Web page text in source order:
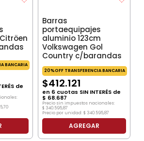
BANCARIA
de
,70
Barras
portaequipajes
aluminio 123cm
Volkswagen Gol
Country c/barandas
20%OFF TRANSFERENCIA BANCARIA
$412.121
en 6 cuotas SIN INTERÉS de
$ 68.687
Precio sin impuestos nacionales:
$ 340.595,87
Precio por unidad:$ 340.595,87
AGREGAR